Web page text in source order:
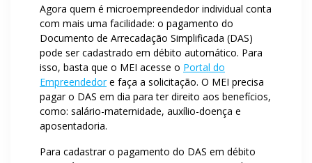
Agora quem é microempreendedor individual conta
com mais uma facilidade: o pagamento do
Documento de Arrecadação Simplificada (DAS)
pode ser cadastrado em débito automático. Para
isso, basta que o MEI acesse o Portal do
Empreendedore faça a solicitação. O MEI precisa
pagar o DAS em dia para ter direito aos benefícios,
como: salário-maternidade, auxílio-doença e
aposentadoria.
Para cadastrar o pagamento do DAS em débito